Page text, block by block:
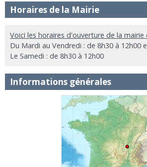
Horaires de la Mairie
Voici les horaires d'ouverture de la mairie
Du Mardi au Vendredi : de 8h30 à 12h00
Le Samedi : de 8h30 à 12h00
Informations générales